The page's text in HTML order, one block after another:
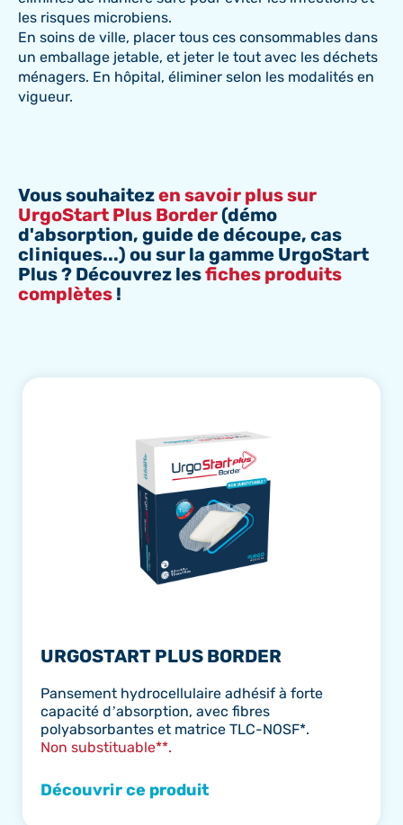
les risques microbiens.
En soins de ville, placer tous ces consommables dans
un emballage jetable, et jeter le tout avec les déchets
ménagers. En hôpital, éliminer selon les modalités en
vigueur.
Vous souhaitezen savoir plus sur
UrgoStart Plus Border(démo
d'absorption, guide de découpe, cas
cliniques...) ou sur la gamme UrgoStart
Plus ? Découvrez lesfiches produits
complètes !
URGOSTART PLUS BORDER
Pansement hydrocellulaire adhésif à forte
capacité d’absorption, avec fibres
polyabsorbantes et matrice TLC-NOSF*.
Non substituable**.
Découvrir ce produit